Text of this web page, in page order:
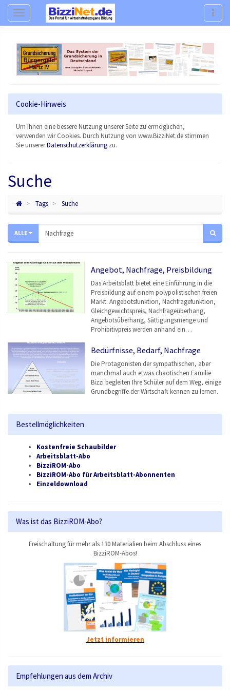
Navigation
Cookie-Hinweis
Um Ihnen eine bessere Nutzung unserer Seite zu ermöglichen,
verwenden wir Cookies. Durch Nutzung von www.BizziNet.de stimmen
Sie unsererDatenschutzerklärung zu.
Suche
Tags Suche
ALLE
Angebot, Nachfrage, Preisbildung
Das Arbeitsblatt bietet eine Einführung in die
Preisbildung auf einem polypolistischen freien
Markt. Angebotsfunktion, Nachfragefunktion,
Gleichgewichtspreis, Nachfrageüberhang,
Angebotsüberhang, Sättigungsmenge und
Prohibitivpreis werden anhand ein…
Bedürfnisse, Bedarf, Nachfrage
Die Protagonisten der sympathischen, aber
manchmal auch etwas chaotischen Familie
Bizzi begleiten Ihre Schüler auf dem Weg, einige
Grundbegriffe der Wirtschaft kennen zu lernen.
Bestellmöglichkeiten
Kostenfreie Schaubilder
Arbeitsblatt-Abo
BizziROM-Abo
BizziROM-Abo für Arbeitsblatt-Abonnenten
Einzeldownload
Was ist das BizziROM-Abo?
Freischaltung für mehr als 130 Materialien beim Abschluss eines
BizziROM-Abos!
Jetzt informieren
Empfehlungen aus dem Archiv